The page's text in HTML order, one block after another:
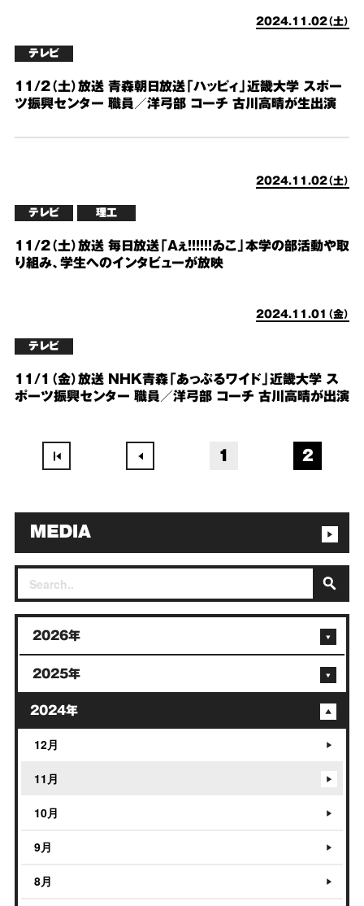
2024.11.02（土）
テレビ
11/2（土）放送 青森朝日放送「ハッピィ」近畿大学 スポー
ツ振興センター 職員／洋弓部 コーチ 古川高晴が生出演
2024.11.02（土）
テレビ 理工
11/2（土）放送 毎日放送「Aぇ!!!!!!ゐこ」本学の部活動や取
り組み、学生へのインタビューが放映
2024.11.01（金）
テレビ
11/1（金）放送 NHK青森「あっぷるワイド」近畿大学 ス
ポーツ振興センター 職員／洋弓部 コーチ 古川高晴が出演
1 2
2026年
2025年
2024年
12月
11月
10月
9月
8月